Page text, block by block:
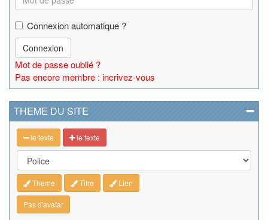
Connexion automatique ?
Connexion
Mot de passe oublié ?
Pas encore membre : incrivez-vous
THEME DU SITE
le texte le texte
Theme Titre Lien
Pas d'avatar